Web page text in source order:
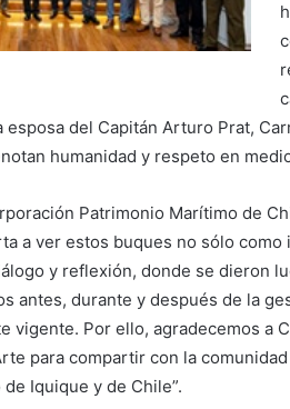
del Capitán Arturo Prat,
humanidad y respeto en
Patrimonio Marítimo de
a ver estos buques no sólo
y reflexión, donde se dieron
antes, durante y después de la
vigente. Por ello, agradecemos a
para compartir con la
Iquique y de Chile”.